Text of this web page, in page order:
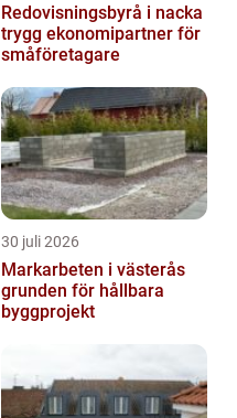
Redovisningsbyrå i nacka
trygg ekonomipartner för
småföretagare
30 juli 2026
Markarbeten i västerås
grunden för hållbara
byggprojekt